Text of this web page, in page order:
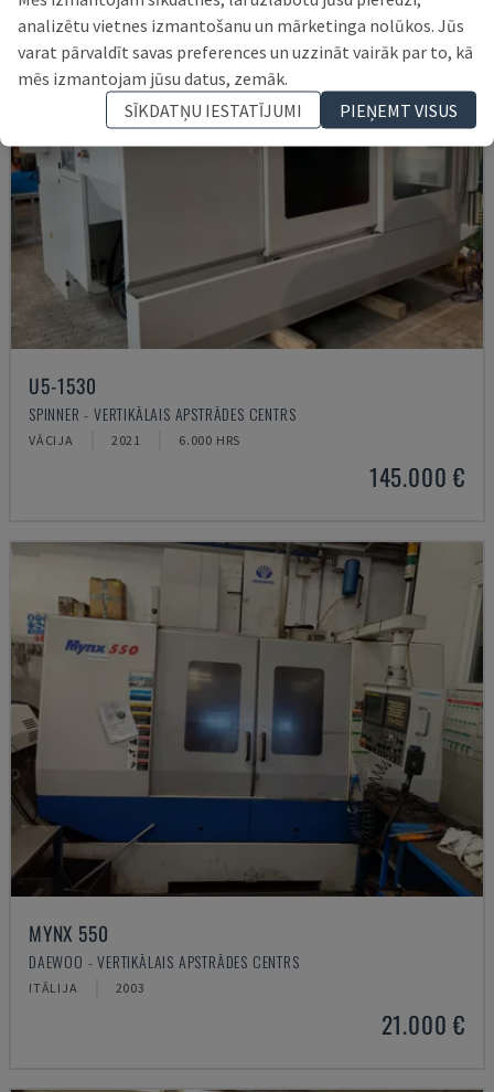
U5-1530
SPINNER - VERTIKĀLAIS APSTRĀDES CENTRS
VĀCIJA 2021 6.000 HRS
145.000 €
MYNX 550
DAEWOO - VERTIKĀLAIS APSTRĀDES CENTRS
ITĀLIJA 2003
21.000 €
analizētu vietnes izmantošanu un mārketinga nolūkos. Jūs
varat pārvaldīt savas preferences un uzzināt vairāk par to, kā
mēs izmantojam jūsu datus, zemāk.
SĪKDATŅU IESTATĪJUMI
PIEŅEMT VISUS